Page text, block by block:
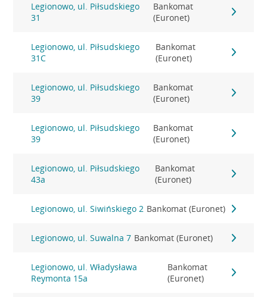
Legionowo, ul. Piłsudskiego
31
Bankomat
(Euronet)
Legionowo, ul. Piłsudskiego
31C
Bankomat
(Euronet)
Legionowo, ul. Piłsudskiego
39
Bankomat
(Euronet)
Legionowo, ul. Piłsudskiego
39
Bankomat
(Euronet)
Legionowo, ul. Piłsudskiego
43a
Bankomat
(Euronet)
Legionowo, ul. Siwińskiego 2 Bankomat (Euronet)
Legionowo, ul. Suwalna 7 Bankomat (Euronet)
Legionowo, ul. Władysława
Reymonta 15a
Bankomat
(Euronet)